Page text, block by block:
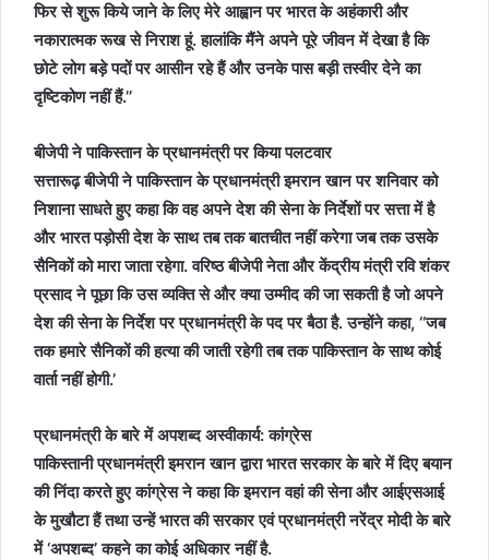
फिर से शुरू किये जाने के लिए मेरे आह्वान पर भारत के अहंकारी और
नकारात्मक रूख से निराश हूं. हालांकि मैंने अपने पूरे जीवन में देखा है कि
छोटे लोग बड़े पदों पर आसीन रहे हैं और उनके पास बड़ी तस्वीर देने का
दृष्टिकोण नहीं हैं.’’
बीजेपी ने पाकिस्तान के प्रधानमंत्री पर किया पलटवार
सत्तारूढ़ बीजेपी ने पाकिस्तान के प्रधानमंत्री इमरान खान पर शनिवार को
निशाना साधते हुए कहा कि वह अपने देश की सेना के निर्देशों पर सत्ता में है
और भारत पड़ोसी देश के साथ तब तक बातचीत नहीं करेगा जब तक उसके
सैनिकों को मारा जाता रहेगा. वरिष्ठ बीजेपी नेता और केंद्रीय मंत्री रवि शंकर
प्रसाद ने पूछा कि उस व्यक्ति से और क्या उम्मीद की जा सकती है जो अपने
देश की सेना के निर्देश पर प्रधानमंत्री के पद पर बैठा है. उन्होंने कहा, ‘‘जब
तक हमारे सैनिकों की हत्या की जाती रहेगी तब तक पाकिस्तान के साथ कोई
वार्ता नहीं होगी.’
प्रधानमंत्री के बारे में अपशब्द अस्वीकार्य: कांग्रेस
पाकिस्तानी प्रधानमंत्री इमरान खान द्वारा भारत सरकार के बारे में दिए बयान
की निंदा करते हुए कांग्रेस ने कहा कि इमरान वहां की सेना और आईएसआई
के मुखौटा हैं तथा उन्हें भारत की सरकार एवं प्रधानमंत्री नरेंद्र मोदी के बारे
में ‘अपशब्द’ कहने का कोई अधिकार नहीं है.